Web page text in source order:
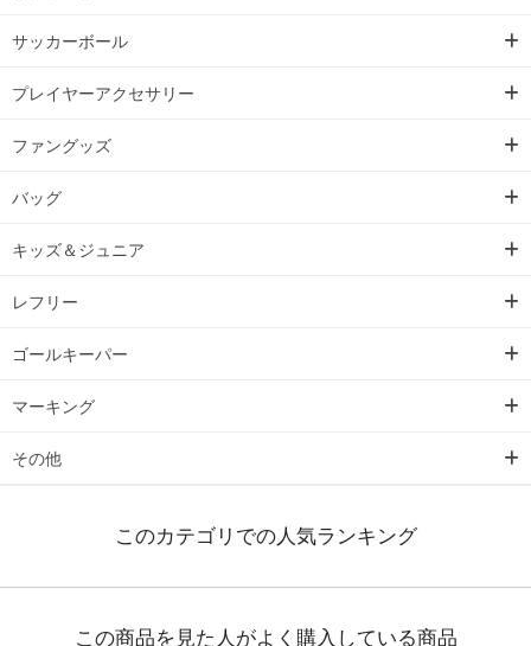
サッカーボール
プレイヤーアクセサリー
ファングッズ
バッグ
キッズ＆ジュニア
レフリー
ゴールキーパー
マーキング
その他